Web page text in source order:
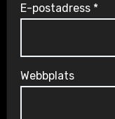
E-postadress *
Webbplats